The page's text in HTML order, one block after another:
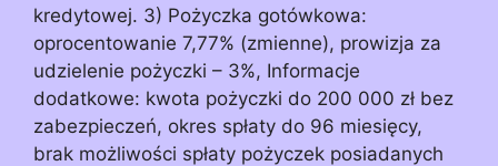
kredytowej. 3) Pożyczka gotówkowa:
oprocentowanie 7,77% (zmienne), prowizja za
udzielenie pożyczki – 3%, Informacje
dodatkowe: kwota pożyczki do 200 000 zł bez
zabezpieczeń, okres spłaty do 96 miesięcy,
brak możliwości spłaty pożyczek posiadanych